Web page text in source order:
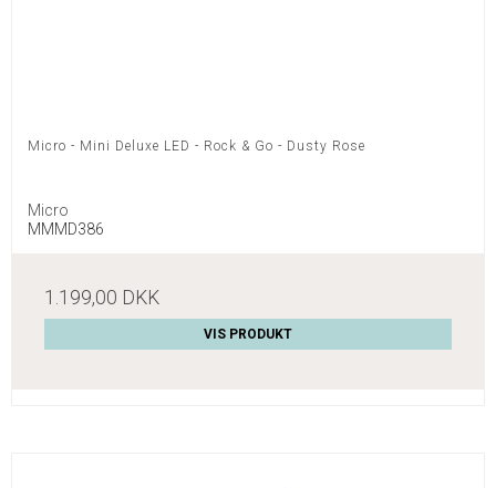
Micro - Mini Deluxe LED - Rock & Go - Dusty Rose
Micro
MMMD386
1.199,00 DKK
VIS PRODUKT